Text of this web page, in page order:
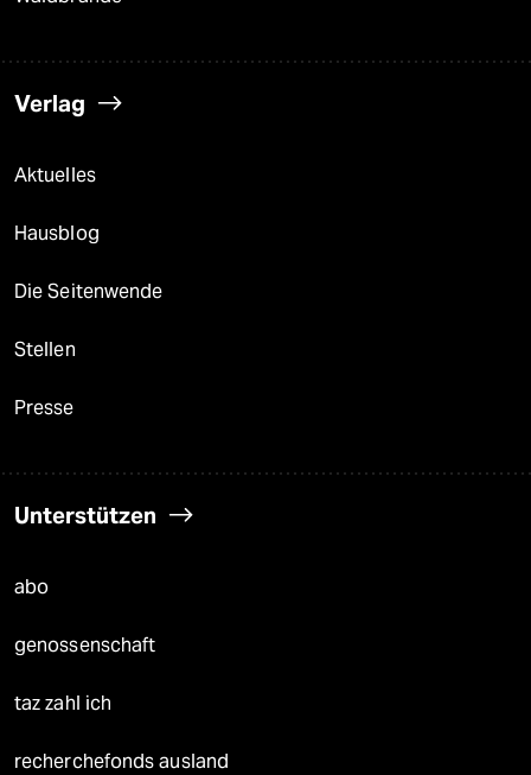
Verlag
Aktuelles
Hausblog
Die Seitenwende
Stellen
Presse
Unterstützen
abo
genossenschaft
taz zahl ich
recherchefonds ausland